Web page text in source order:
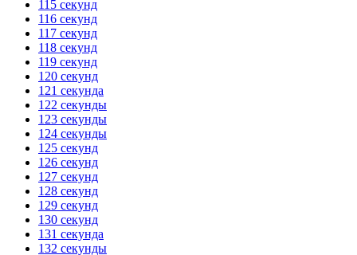
115 секунд
116 секунд
117 секунд
118 секунд
119 секунд
120 секунд
121 секунда
122 секунды
123 секунды
124 секунды
125 секунд
126 секунд
127 секунд
128 секунд
129 секунд
130 секунд
131 секунда
132 секунды